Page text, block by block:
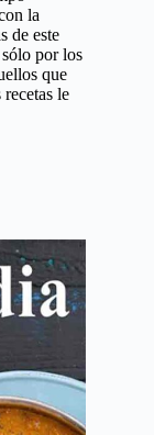
la
de este
por los
que
le